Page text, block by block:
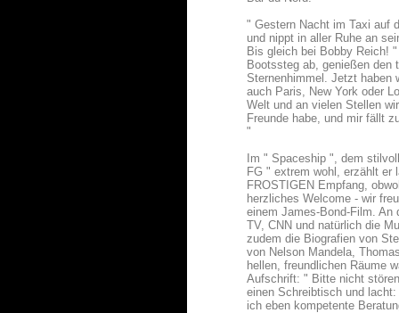
" Gestern Nacht im Taxi auf
und nippt in aller Ruhe an
Bis gleich bei Bobby Reich!
Bootssteg ab, genießen
Sternenhimmel. Jetzt haben
auch Paris, New York oder
Welt und an vielen Stellen
Freunde habe, und mir fällt
"
Im " Spaceship ", dem
FG " extrem wohl, erzählt
FROSTIGEN Empfang,
herzliches Welcome - wir
einem James-Bond-Film. An
TV, CNN und natürlich die
zudem die Biografien von
von Nelson Mandela,
hellen, freundlichen Räume
Aufschrift: " Bitte nicht
einen Schreibtisch und
ich eben kompetente